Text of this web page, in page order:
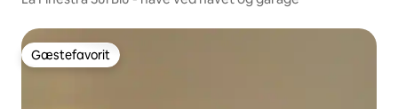
Gæstefavorit
Gæstefavorit